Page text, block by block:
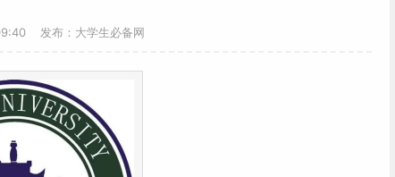
发布：大学生必备网